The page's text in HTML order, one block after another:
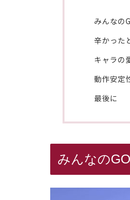
みんなの
辛かった
キャラの
動作安定
最後に
みんなの